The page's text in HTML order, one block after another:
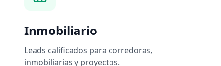
Inmobiliario
Leads calificados para corredoras,
inmobiliarias y proyectos.